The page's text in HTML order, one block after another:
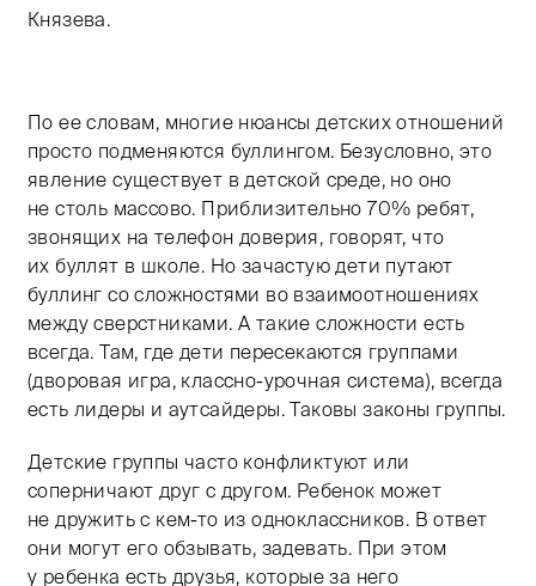
Князева.
По ее словам, многие нюансы детских отношений
просто подменяются буллингом. Безусловно, это
явление существует в детской среде, но оно
не столь массово. Приблизительно 70% ребят,
звонящих на телефон доверия, говорят, что
их буллят в школе. Но зачастую дети путают
буллинг со сложностями во взаимоотношениях
между сверстниками. А такие сложности есть
всегда. Там, где дети пересекаются группами
(дворовая игра, классно-урочная система), всегда
есть лидеры и аутсайдеры. Таковы законы группы.
Детские группы часто конфликтуют или
соперничают друг с другом. Ребенок может
не дружить с кем-то из одноклассников. В ответ
они могут его обзывать, задевать. При этом
у ребенка есть друзья, которые за него